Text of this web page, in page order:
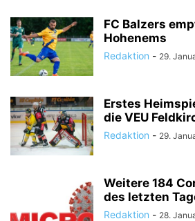
FC Balzers
Hohenems
Redaktion - 29.
Erstes
die VEU
Redaktion - 29.
Weitere 184
des letzten
Redaktion - 28.